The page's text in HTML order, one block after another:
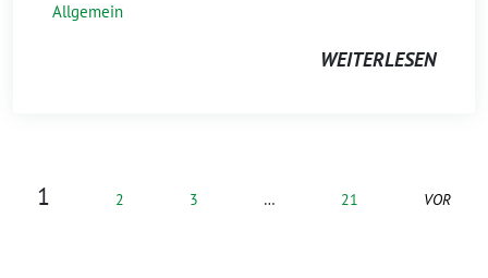
Allgemein
WEITERLESEN
1 2 3 … 21 VOR